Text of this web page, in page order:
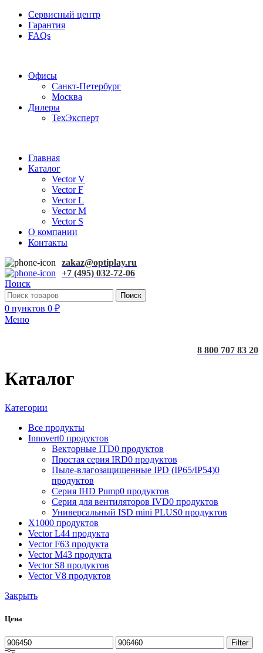
Сервисный центр
Гарантия
FAQs
Офисы
Санкт-Петербург
Москва
Дилеры
ТехЭксперт
Главная
Каталог
Vector V
Vector F
Vector L
Vector M
Vector S
О компании
Контакты
zakaz@optiplay.ru
+7 (495) 032-72-06
Поиск
Поиск
0 пунктов 0 ₽
Меню
8 800 707 83 20
Каталог
Категории
Все продукты
Innovert0 продуктов
Векторные ITD0 продуктов
Простая серия IRD0 продуктов
Пыле-влагозащищенные IPD (IP65/IP54)0
продуктов
Серия IHD Pump0 продуктов
Серия для вентиляторов IVD0 продуктов
Универсальный ISD mini PLUS0 продуктов
X1000 продуктов
Vector L44 продукта
Vector F63 продукта
Vector M43 продукта
Vector S8 продуктов
Vector V8 продуктов
Закрыть
Цена
Filter